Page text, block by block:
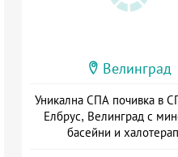
Велинград
Уникална СПА почивка в
Елбрус, Велинград с
басейни и